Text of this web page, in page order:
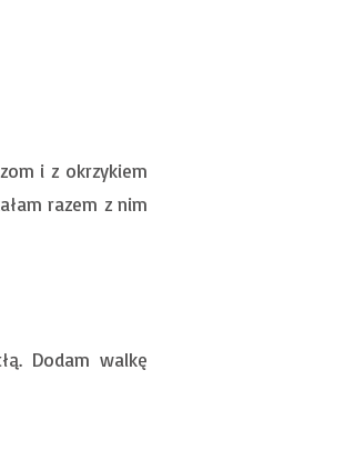
i z okrzykiem
razem z nim
Dodam walkę